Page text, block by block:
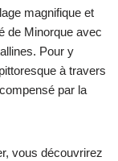
magnifique et
de Minorque avec
Pour y
à travers
par la
vous découvrirez